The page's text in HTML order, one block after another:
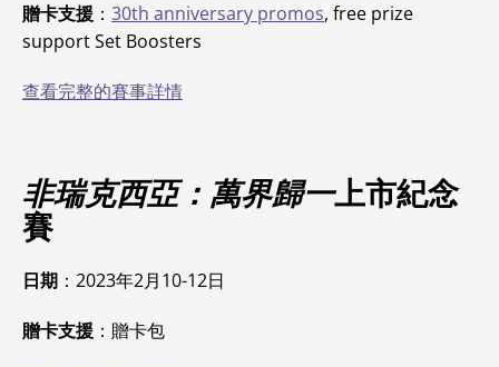
贈卡支援 ： 30th anniversary promos, free prize
support Set Boosters
查看完整的賽事詳情
非瑞克西亞：萬界歸一上市紀念
賽
日期 ：2023年2月10-12日
贈卡支援 ：贈卡包